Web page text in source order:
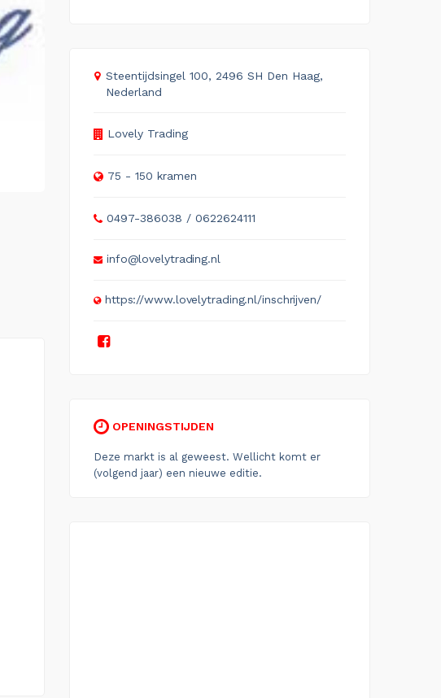
Steentijdsingel 100, 2496 SH Den Haag,
Nederland
Lovely Trading
75 - 150 kramen
0497-386038 / 0622624111
info@lovelytrading.nl
https://www.lovelytrading.nl/inschrijven/
OPENINGSTIJDEN
Deze markt is al geweest. Wellicht komt er
(volgend jaar) een nieuwe editie.